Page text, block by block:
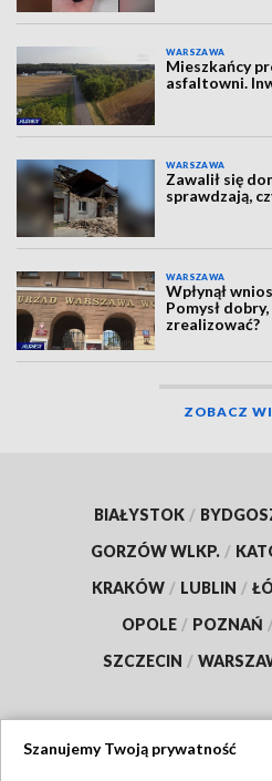
WARSZAWA
Mieszkańcy
asfaltowni.
WARSZAWA
Zawalił się
sprawdzają,
WARSZAWA
Wpłynął
Pomysł
zrealizować?
ZOBACZ
BIAŁYSTOK /
GORZÓW WLKP. /
KRAKÓW / LUBLIN /
OPOLE / POZNAŃ
SZCZECIN /
Szanujemy Twoją prywatność